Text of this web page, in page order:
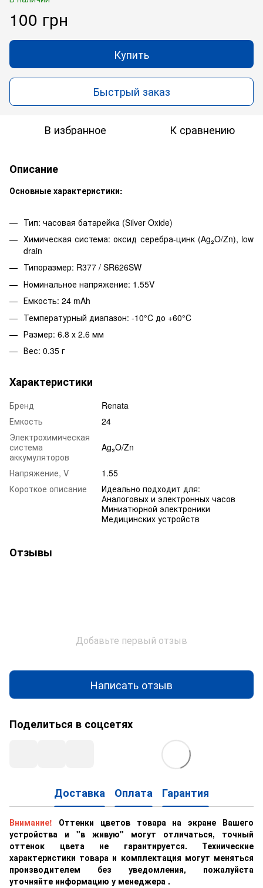
100 грн
Купить
Быстрый заказ
В избранное К сравнению
Описание
Основные характеристики:
Тип: часовая батарейка (Silver Oxide)
Химическая система: оксид серебра-цинк (Ag₂O/Zn), low
drain
Типоразмер: R377 / SR626SW
Номинальное напряжение: 1.55V
Емкость: 24 mAh
Температурный диапазон: -10°C до +60°C
Размер: 6.8 х 2.6 мм
Вес: 0.35 г
Характеристики
Бренд
Renata
Емкость
24
Электрохимическая
система
аккумуляторов
Ag₂O/Zn
Напряжение, V
1.55
Короткое описание
Идеально подходит для:
Аналоговых и электронных часов
Миниатюрной электроники
Медицинских устройств
Отзывы
Добавьте первый отзыв
Написать отзыв
Поделиться в соцсетях
Доставка Оплата Гарантия
Внимание!
Оттенки цветов товара на экране Вашего
устройства и "в живую" могут отличаться, точный
оттенок цвета не гарантируется. Технические
характеристики товара и комплектация могут меняться
производителем без уведомления, пожалуйста
уточняйте информацию у менеджера .